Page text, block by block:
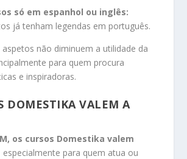
só em espanhol ou inglês:
já tenham legendas em português.
não diminuem a utilidade da
para quem procura
e inspiradoras.
DOMESTIKA VALEM A
os cursos Domestika valem
especialmente para quem atua ou